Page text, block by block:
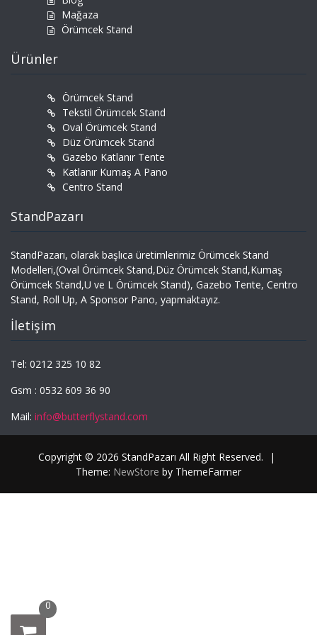
Mağaza
Örümcek Stand
Ürünler
Örümcek Stand
Tekstil Örümcek Stand
Oval Örümcek Stand
Düz Örümcek Stand
Gazebo Katlanır Tente
Katlanır Kumaş A Pano
Centro Stand
StandPazarı
StandPazarı, olarak başlıca üretimlerimiz Örümcek Stand
Modelleri,(Oval Örümcek Stand,Düz Örümcek Stand,Kumaş
Örümcek Stand,U ve L Örümcek Stand), Gazebo Tente, Centro
Stand, Roll Up, A Sponsor Pano, yapmaktayız.
İletişim
Tel: 0212 325 10 82
Gsm : 0532 609 36 90
Mail: info@butterflystand.com
Copyright © 2026 StandPazarı All Right Reserved.
|
Theme: NewStore by ThemeFarmer
0